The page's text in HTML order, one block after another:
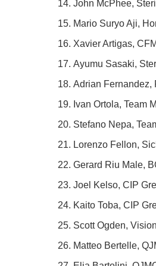
John McPhee,
Mario Suryo Aji,
Xavier Artigas,
Ayumu Sasaki,
Adrian Fernandez,
Ivan Ortola, Team
Stefano Nepa,
Lorenzo Fellon,
Gerard Riu Male,
Joel Kelso, CIP
Kaito Toba, CIP
Scott Ogden,
Matteo Bertelle,